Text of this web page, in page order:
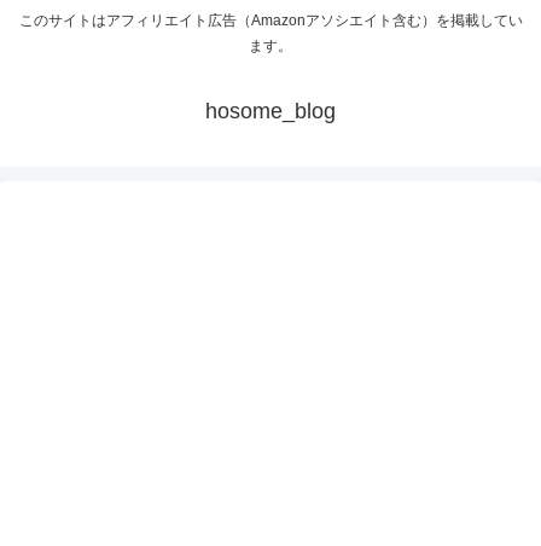
このサイトはアフィリエイト広告（Amazonアソシエイト含む）を掲載してい
ます。
hosome_blog